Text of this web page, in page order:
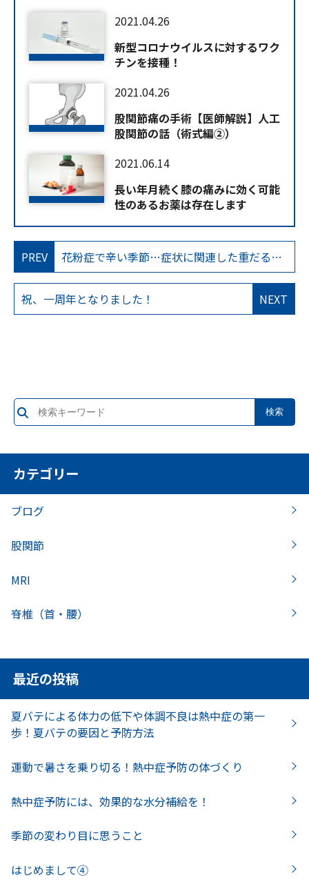
2021.04.26
新型コロナウイルスに対するワク
チンを接種！
2021.04.26
股関節痛の手術【医師解説】人工
股関節の話（術式編②）
2021.06.14
長い年月続く膝の痛みに効く可能
性のあるお薬は存在します
PREV 花粉症で辛い季節…症状に関連した重だるさにはストレッチで多少でも改善を
NEXT
祝、一周年となりました！
カテゴリー
ブログ
股関節
MRI
脊椎（首・腰）
最近の投稿
夏バテによる体力の低下や体調不良は熱中症の第一
歩！夏バテの要因と予防方法
運動で暑さを乗り切る！熱中症予防の体づくり
熱中症予防には、効果的な水分補給を！
季節の変わり目に思うこと
はじめまして④